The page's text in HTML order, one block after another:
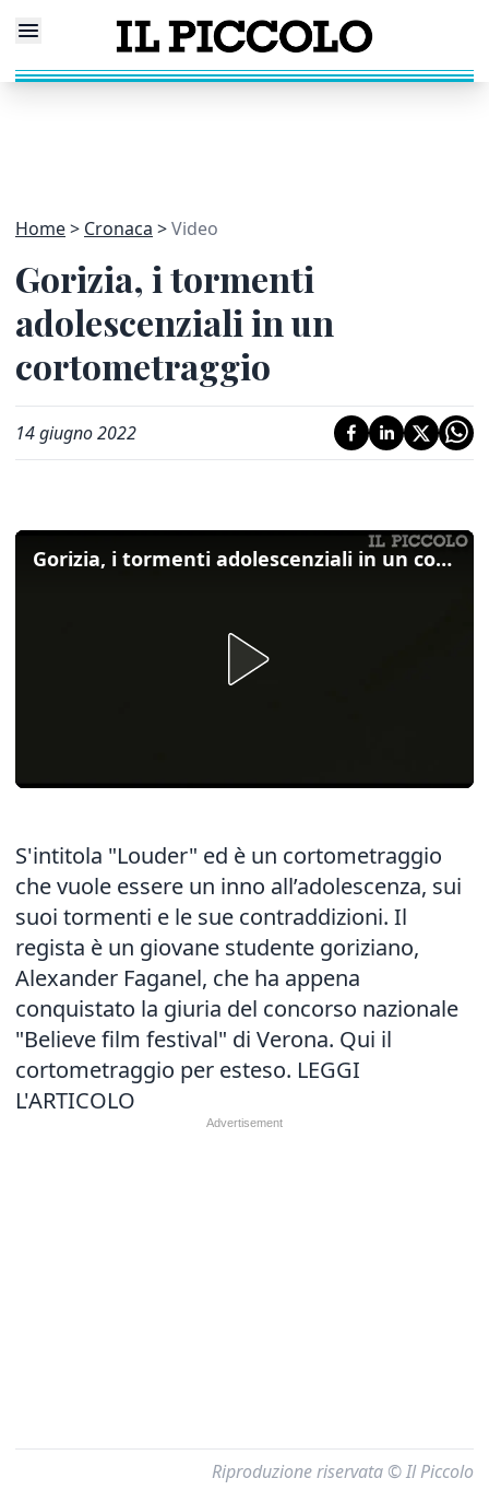
Home Cronaca Video
Gorizia, i tormenti
adolescenziali in un
cortometraggio
14 giugno 2022
Gorizia, i tormenti adolescenziali in un cortometraggio
S'intitola "Louder" ed è un cortometraggio
che vuole essere un inno all’adolescenza, sui
suoi tormenti e le sue contraddizioni. Il
regista è un giovane studente goriziano,
Alexander Faganel, che ha appena
conquistato la giuria del concorso nazionale
"Believe film festival" di Verona. Qui il
cortometraggio per esteso. LEGGI
L'ARTICOLO
Riproduzione riservata © Il Piccolo